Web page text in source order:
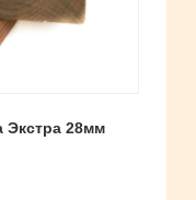
Экстра 28мм